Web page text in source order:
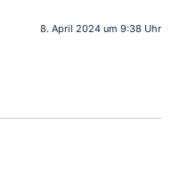
8. April 2024 um 9:38 Uhr